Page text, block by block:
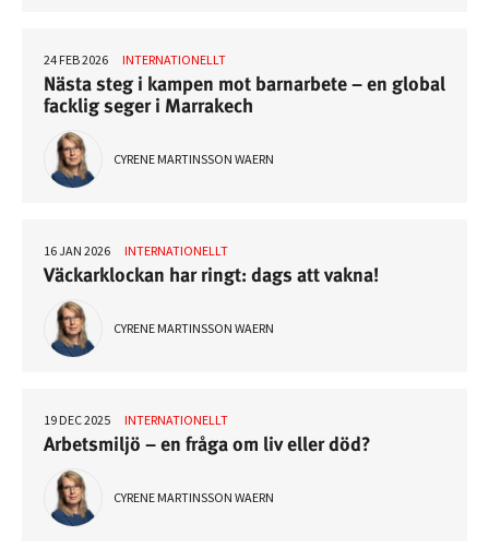
24 FEB 2026 INTERNATIONELLT
Nästa steg i kampen mot barnarbete – en global
facklig seger i Marrakech
CYRENE MARTINSSON WAERN
16 JAN 2026 INTERNATIONELLT
Väckarklockan har ringt: dags att vakna!
CYRENE MARTINSSON WAERN
19 DEC 2025 INTERNATIONELLT
Arbetsmiljö – en fråga om liv eller död?
CYRENE MARTINSSON WAERN